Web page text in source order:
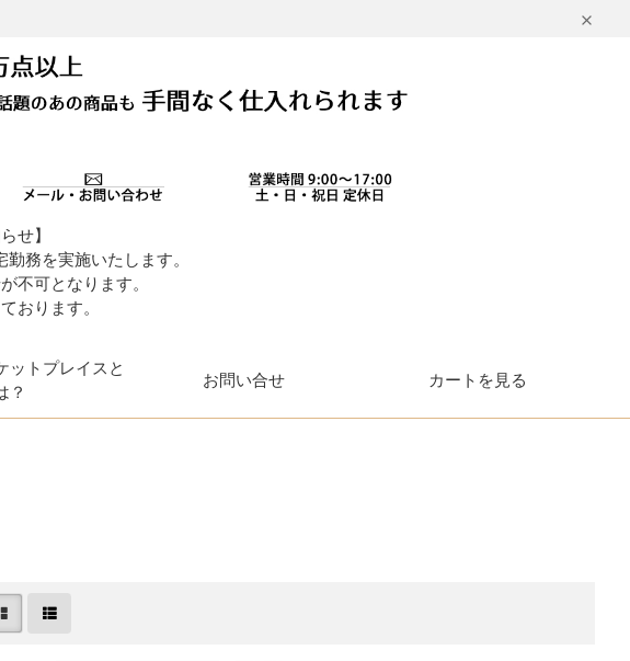
せ】
務を実施いたします。
不可となります。
おります。
ットプレイスと
？
お問い合せ カートを見る